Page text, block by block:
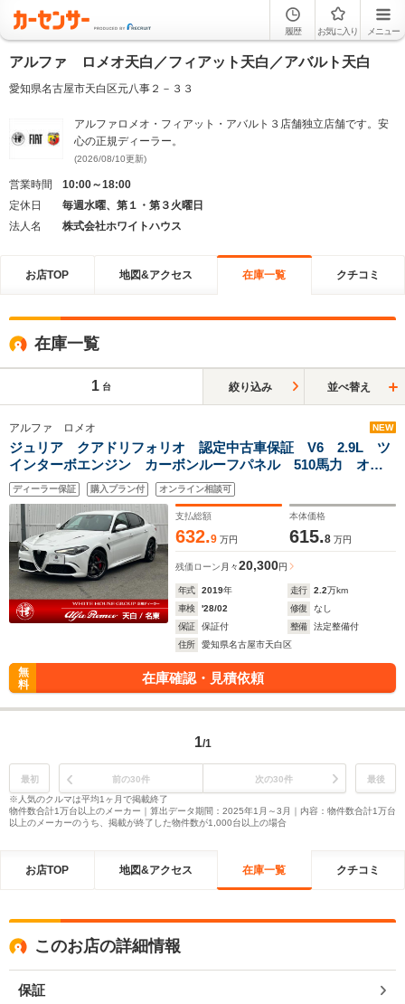
履歴 お気に入り メニュー
アルファ ロメオ天白／フィアット天白／アバルト天白
愛知県名古屋市天白区元八事２－３３
アルファロメオ・フィアット・アバルト３店舗独立店舗です。安
心の正規ディーラー。
(2026/08/10更新)
営業時間
10:00～18:00
定休日
毎週水曜、第１・第３火曜日
法人名
株式会社ホワイトハウス
お店TOP 地図&アクセス 在庫一覧 クチコミ
在庫一覧
1 台 絞り込み 並べ替え
アルファ ロメオ NEW
ジュリア クアドリフォリオ 認定中古車保証 V6 2.9L ツ
インターボエンジン カーボンルーフパネル 510馬力 オー
トハイビーム オートライト 4人乗り QUADRIFOGILIO専
用スポーツレザー/アルカンターラシート
ディーラー保証 購入プラン付 オンライン相談可
支払総額
632.9 万円
本体価格
615.8 万円
残価ローン 月々20,300円
年式 2019年 走行 2.2万km
車検
'28/02 修復
なし
保証
保証付 整備
法定整備付
住所
愛知県名古屋市天白区
無
料
在庫確認・見積依頼
1/1
最初 前の30件 次の30件
最後
※人気のクルマは平均1ヶ月で掲載終了
物件数合計1万台以上のメーカー｜算出データ期間：2025年1月～3月｜内容：物件数合計1万台
以上のメーカーのうち、掲載が終了した物件数が1,000台以上の場合
お店TOP 地図&アクセス 在庫一覧 クチコミ
このお店の詳細情報
保証